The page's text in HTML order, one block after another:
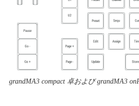
grandMA3 compact 卓および grandMA3